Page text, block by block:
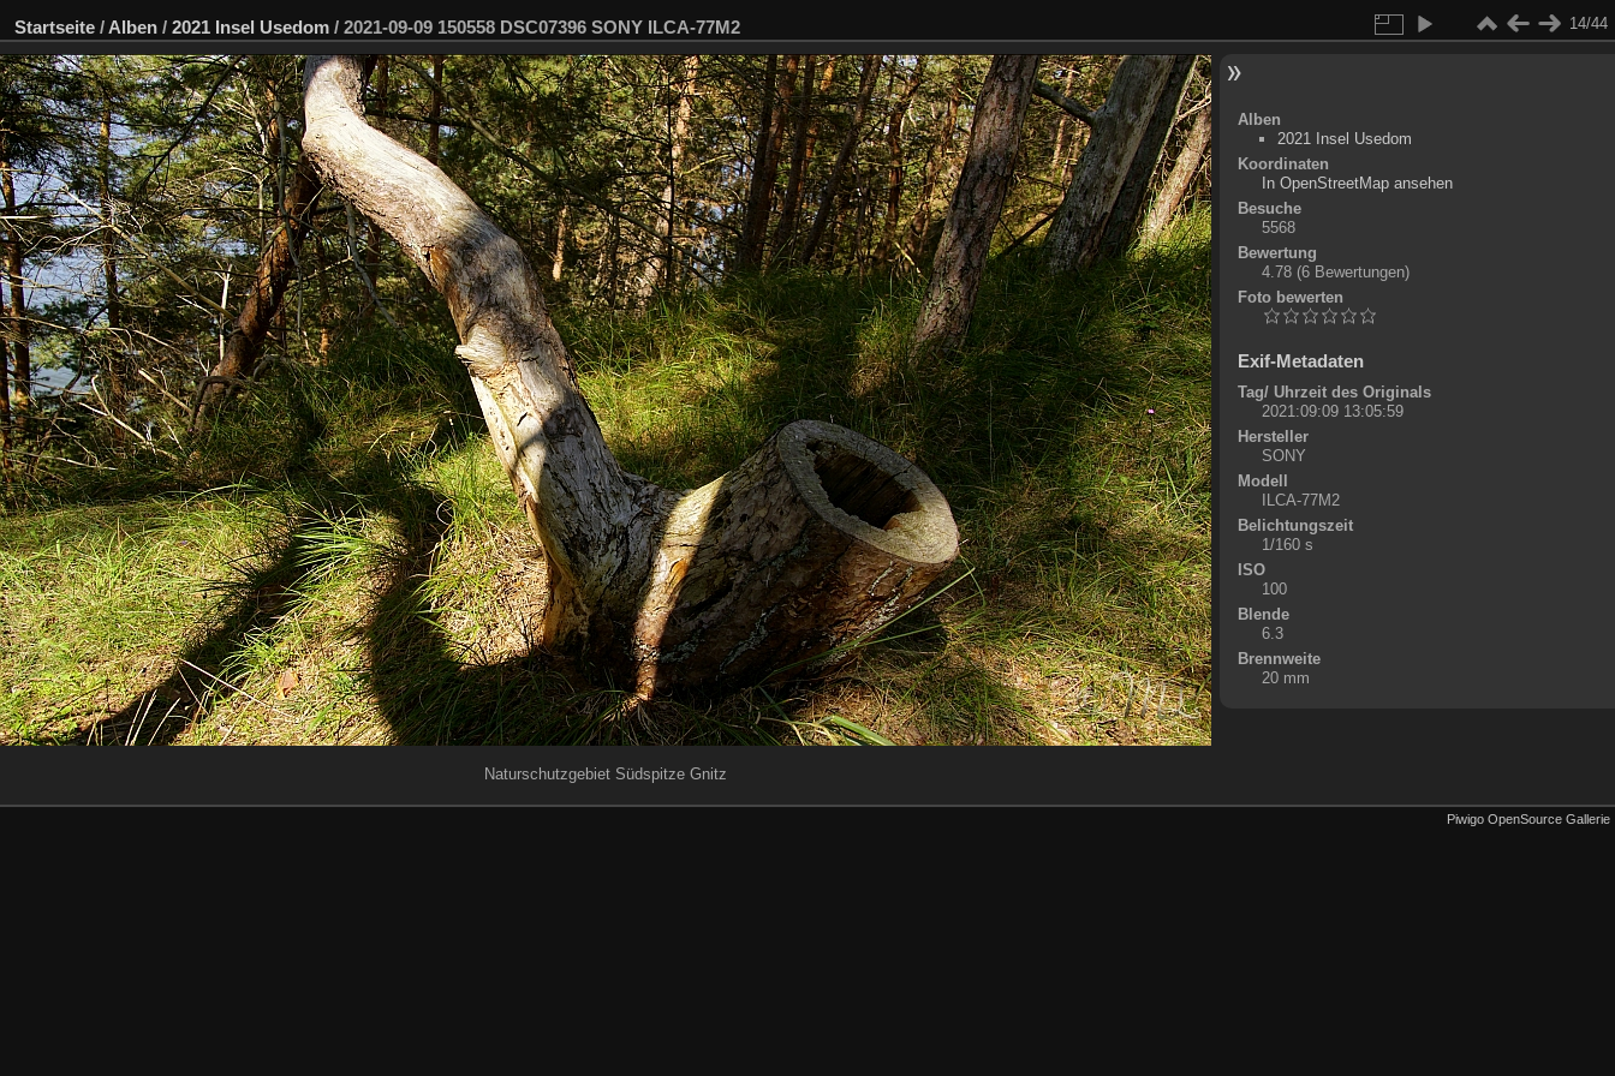
Startseite / Alben / 2021 Insel Usedom / 2021-09-09 150558 DSC07396 SONY ILCA-77M2 14/44
Naturschutzgebiet Südspitze Gnitz
Alben
2021 Insel Usedom
Koordinaten
+
-
In OpenStreetMap ansehen
Besuche
5568
Bewertung
4.78 (6 Bewertungen)
Foto bewerten
Exif-Metadaten
Tag/ Uhrzeit des Originals
2021:09:09 13:05:59
Hersteller
SONY
Modell
ILCA-77M2
Belichtungszeit
1/160 s
ISO
100
Blende
6.3
Brennweite
20 mm
Piwigo OpenSource Gallerie